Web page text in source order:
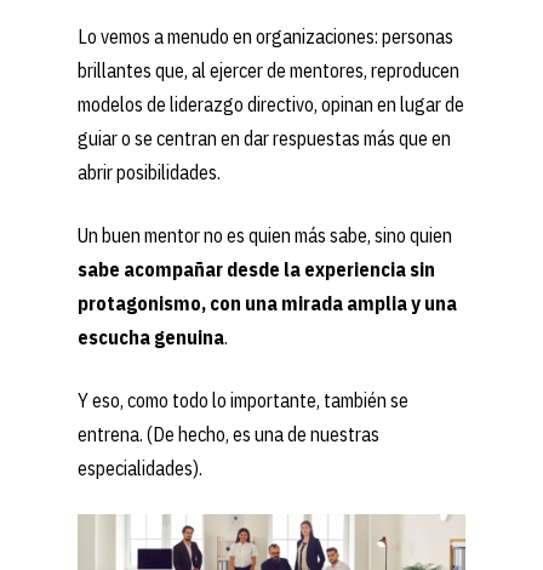
Lo vemos a menudo en organizaciones: personas
brillantes que, al ejercer de mentores, reproducen
modelos de liderazgo directivo, opinan en lugar de
guiar o se centran en dar respuestas más que en
abrir posibilidades.
Un buen mentor no es quien más sabe, sino quien
sabe acompañar desde la experiencia sin
protagonismo, con una mirada amplia y una
escucha genuina.
Y eso, como todo lo importante, también se
entrena. (De hecho, es una de nuestras
especialidades).